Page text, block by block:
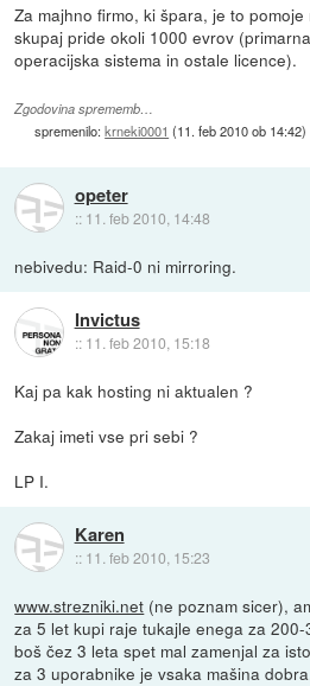
Za majhno firmo, ki špara, je to
skupaj pride okoli 1000 evrov
operacijska sistema in ostale licence).
Zgodovina sprememb…
spremenilo:krneki0001 (11. feb 2010 ob 14:42)
opeter
:: 11. feb 2010, 14:48
nebivedu: Raid-0 ni mirroring.
Invictus
:: 11. feb 2010, 15:18
Kaj pa kak hosting ni aktualen ?
Zakaj imeti vse pri sebi ?
LP I.
Karen
:: 11. feb 2010, 15:23
www.strezniki.net (ne poznam sicer),
za 5 let kupi raje tukajle enega za
boš čez 3 leta spet mal zamenjal za
za 3 uporabnike je vsaka mašina